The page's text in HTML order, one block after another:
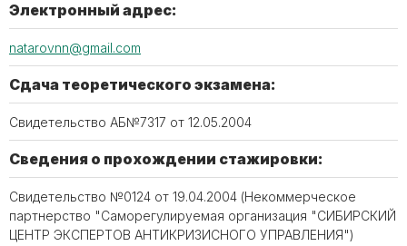
Электронный адрес:
natarovnn@gmail.com
Сдача теоретического экзамена:
Свидетельство АБ№7317 от 12.05.2004
Сведения о прохождении стажировки:
Свидетельство №0124 от 19.04.2004 (Некоммерческое
партнерство "Саморегулируемая организация "СИБИРСКИЙ
ЦЕНТР ЭКСПЕРТОВ АНТИКРИЗИСНОГО УПРАВЛЕНИЯ")